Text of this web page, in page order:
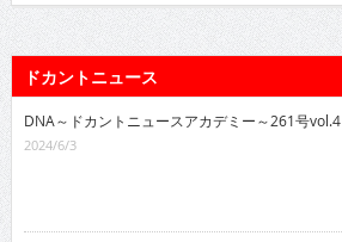
ドカントニュース
DNA～ドカントニュースアカデミー～261号vol.4
2024/6/3